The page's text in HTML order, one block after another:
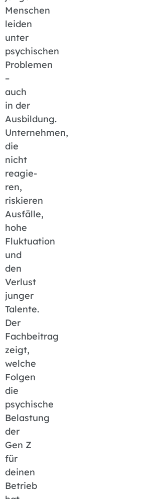
Menschen
leiden
unter
psychischen
Problemen
–
auch
in der
Ausbildung.
Unternehmen,
die
nicht
reagie­
ren,
riskieren
Ausfälle,
hohe
Fluktuation
und
den
Verlust
junger
Talente.
Der
Fachbeitrag
zeigt,
welche
Folgen
die
psychische
Belastung
der
Gen Z
für
deinen
Betrieb